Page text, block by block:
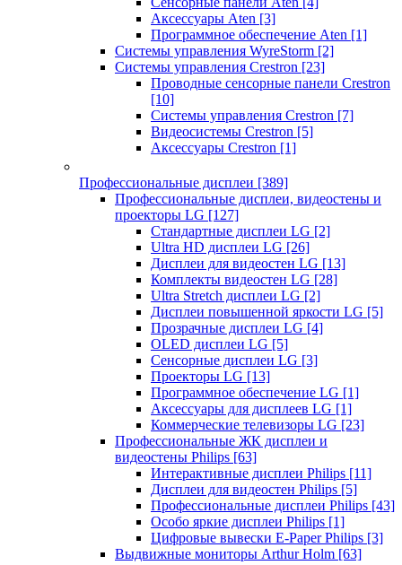
Аксессуары Aten [3]
Программное обеспечение Aten [1]
Системы управления WyreStorm [2]
Системы управления Crestron [23]
Проводные сенсорные панели Crestron
[10]
Системы управления Crestron [7]
Видеосистемы Crestron [5]
Аксессуары Crestron [1]
Профессиональные дисплеи [389]
Профессиональные дисплеи, видеостены и
проекторы LG [127]
Стандартные дисплеи LG [2]
Ultra HD дисплеи LG [26]
Дисплеи для видеостен LG [13]
Комплекты видеостен LG [28]
Ultra Stretch дисплеи LG [2]
Дисплеи повышенной яркости LG [5]
Прозрачные дисплеи LG [4]
OLED дисплеи LG [5]
Сенсорные дисплеи LG [3]
Проекторы LG [13]
Программное обеспечение LG [1]
Аксессуары для дисплеев LG [1]
Коммерческие телевизоры LG [23]
Профессиональные ЖК дисплеи и
видеостены Philips [63]
Интерактивные дисплеи Philips [11]
Дисплеи для видеостен Philips [5]
Профессиональные дисплеи Philips [43]
Особо яркие дисплеи Philips [1]
Цифровые вывески E-Paper Philips [3]
Выдвижные мониторы Arthur Holm [63]